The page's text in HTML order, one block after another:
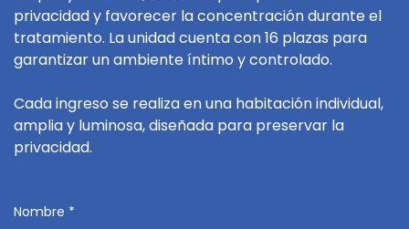
privacidad y favorecer la concentración durante el
tratamiento. La unidad cuenta con 16 plazas para
garantizar un ambiente íntimo y controlado.
Cada ingreso se realiza en una habitación individual,
amplia y luminosa, diseñada para preservar la
privacidad.
Nombre *